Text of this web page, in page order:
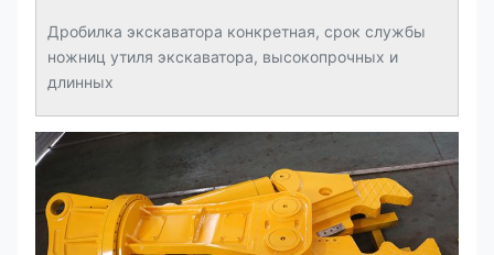
Дробилка экскаватора конкретная, срок службы
ножниц утиля экскаватора, высокопрочных и
длинных